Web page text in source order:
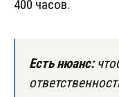
400 часов.
Есть нюанс: